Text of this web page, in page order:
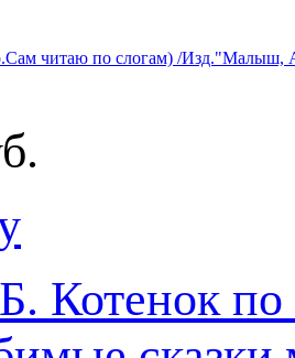
читаю по слогам) /Изд."Малыш,